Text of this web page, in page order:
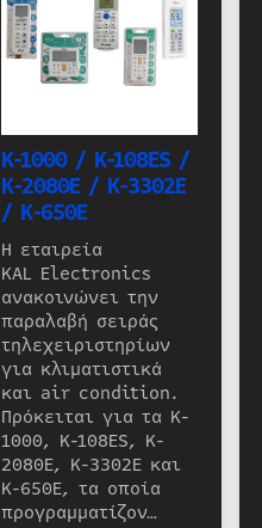
K-1000 / K-108ES /
K-2080E / K-3302E
/ K-650E
Η εταιρεία
KAL Electronics
ανακοινώνει την
παραλαβή σειράς
τηλεχειριστηρίων
για κλιματιστικά
και air condition.
Πρόκειται για τα K-
1000, K-108ES, K-
2080E, K-3302E και
K-650E, τα οποία
προγραμματίζον…